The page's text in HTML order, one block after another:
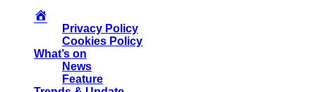
Privacy Policy
Cookies Policy
What’s on
News
Feature